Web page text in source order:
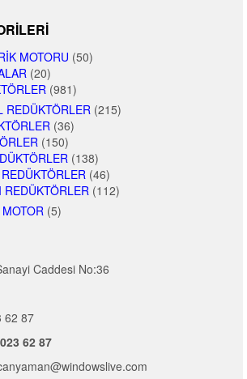
MOTORU (50)
(20)
(981)
REDÜKTÖRLER (215)
(36)
(150)
(138)
(46)
(112)
(5)
Caddesi No:36
62 87
62 87